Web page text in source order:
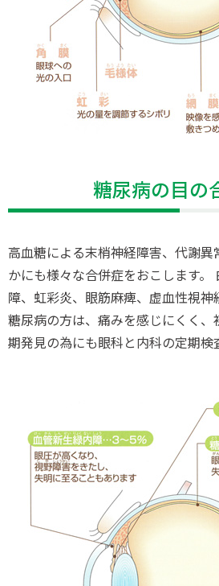
糖尿病の目の
高血糖による末梢神経障害、代謝
かにも様々な合併症をおこします。
障、虹彩炎、眼筋麻痺、虚血性視神
糖尿病の方は、痛みを感じにくく
期発見の為にも眼科と内科の定期検